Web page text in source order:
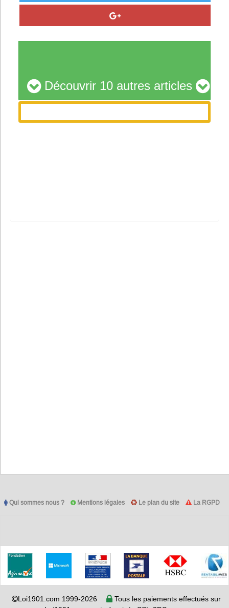
Découvrir 10 autres articles
Qui sommes nous ? Mentions légales Le plan du site La RGPD
Loi1901.com 1999-2026
Tous les paiements effectués sur